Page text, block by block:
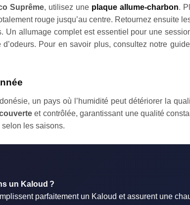
Suprême, utilisez une plaque allume-charbon.
rouge jusqu’au centre. Retournez ensuite
Un allumage complet est essentiel pour une
Pour en savoir plus, consultez notre guide
un pays où l’humidité peut détériorer la
et contrôlée, garantissant une qualité
selon les saisons.
un Kaloud ?
parfaitement un Kaloud et assurent une